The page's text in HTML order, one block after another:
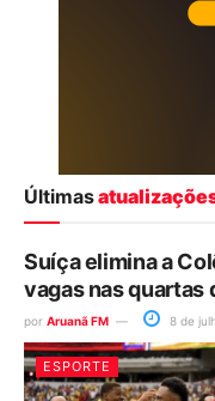
Últimas
Suíça elimina a
vagas nas quartas
por Aruanã FM 8 de
ESPORTE